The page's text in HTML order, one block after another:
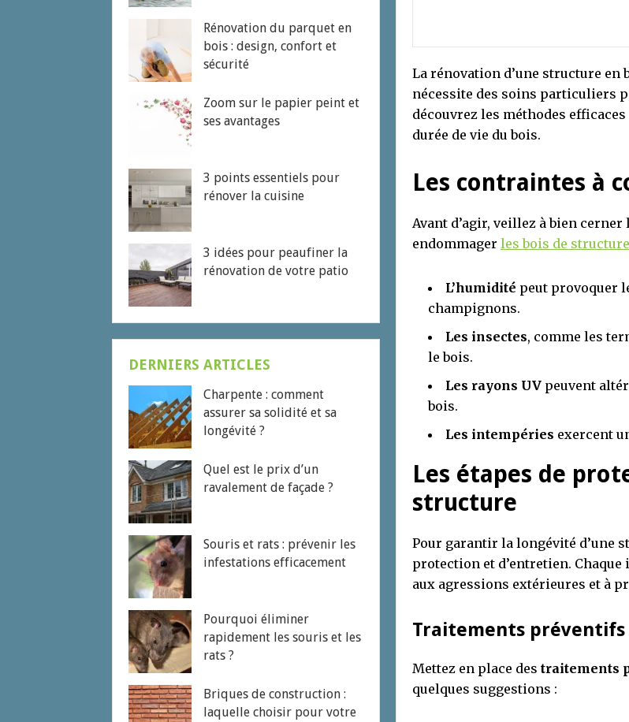
La rénovation d’une structure en
nécessite des soins particuliers
découvrez les méthodes
durée de vie du bois.
Les contraintes à
Avant d’agir, veillez à bien cerner
endommager les bois de structure
L’humidité peut provoquer
champignons.
Les insectes, comme les
le bois.
Les rayons UV peuvent
bois.
Les intempéries exercent
Les étapes de
structure
Pour garantir la longévité d’une
protection et d’entretien.
aux agressions extérieures et à
Traitements préventifs
Mettez en place des traitements
quelques suggestions :
Rénovation du parquet en
bois : design, confort et
sécurité
Zoom sur le papier peint et
ses avantages
3 points essentiels pour
rénover la cuisine
3 idées pour peaufiner la
rénovation de votre patio
DERNIERS ARTICLES
Charpente : comment
assurer sa solidité et sa
longévité ?
Quel est le prix d’un
ravalement de façade ?
Souris et rats : prévenir les
infestations efficacement
Pourquoi éliminer
rapidement les souris et les
rats ?
Briques de construction :
laquelle choisir pour votre